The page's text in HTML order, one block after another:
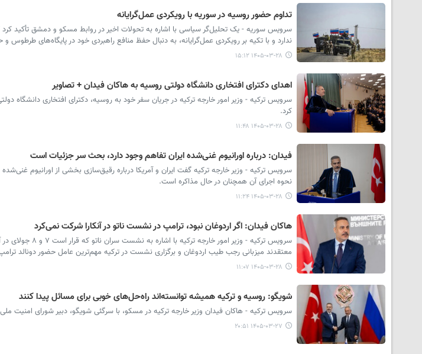
تداوم حضور روسیه در سوریه با رویکردی عمل‌گرایانه
سرویس سوریه - یک تحلیل‌گر سیاسی با اشاره به تحولات اخیر در روابط مسکو و دمشق تأکید
ندارد و با تکیه بر رویکردی عمل‌گرایانه، به دنبال حفظ منافع راهبردی خود در پایگاه‌های
۱۴۰۵-۰۳-۲۸ ۱۵:۱۲
اهدای دکترای افتخاری دانشگاه دولتی روسیه به هاکان فیدان + تصاویر
کرد.
۱۴۰۵-۰۳-۲۸ ۱۱:۴۸
فیدان: درباره اورانیوم غنی‌شده ایران تفاهم وجود دارد، بحث سر جزئیات است
سرویس ترکیه - وزیر خارجه ترکیه گفت ایران و آمریکا درباره رقیق‌سازی بخشی از اورانیوم
نحوه اجرای آن همچنان در حال مذاکره است.
۱۴۰۵-۰۳-۲۸ ۱۱:۲۴
هاکان فیدان: اگر اردوغان نبود، ترامپ در نشست ناتو در آنکارا شرکت نمی‌کرد
سرویس ترکیه - وزیر
معتقدند میزبانی رجب طیب اردوغان و برگزاری نشست در ترکیه مهم‌ترین عامل حضور دونالد
۱۴۰۵-۰۳-۲۸ ۱۱:۰۷
شویگو: روسیه و ترکیه همیشه توانسته‌اند راه‌حل‌های خوبی برای مسائل پیدا کنند
سرویس ترکیه - هاکان فیدان وزیر خارجه ترکیه در مسکو، با سرگئی شویگو، دبیر شورای امنیت
۱۴۰۵-۰۳-۲۷ ۲۰:۵۱